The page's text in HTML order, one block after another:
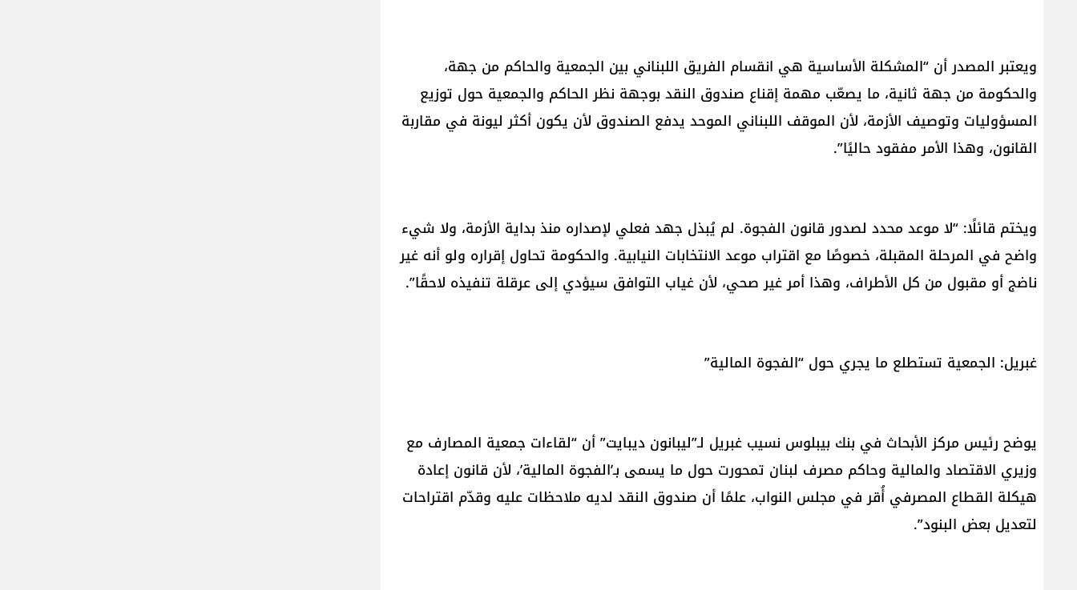
ويعتبر المصدر أن “المشكلة الأساسية هي انقسام الفريق اللبناني بين الجمعية والحاكم من جهة،
والحكومة من جهة ثانية، ما يصعّب مهمة إقناع صندوق النقد بوجهة نظر الحاكم والجمعية حول توزيع
المسؤوليات وتوصيف الأزمة، لأن الموقف اللبناني الموحد يدفع الصندوق لأن يكون أكثر ليونة في مقاربة
القانون، وهذا الأمر مفقود حاليًا”.
ويختم قائلًا: “لا موعد محدد لصدور قانون الفجوة. لم يُبذل جهد فعلي لإصداره منذ بداية الأزمة، ولا شيء
واضح في المرحلة المقبلة، خصوصًا مع اقتراب موعد الانتخابات النيابية. والحكومة تحاول إقراره ولو أنه غير
ناضج أو مقبول من كل الأطراف، وهذا أمر غير صحي، لأن غياب التوافق سيؤدي إلى عرقلة تنفيذه لاحقًا”.
غبريل: الجمعية تستطلع ما يجري حول “الفجوة المالية”
يوضح رئيس مركز الأبحاث في بنك بيبلوس نسيب غبريل لـ”ليبانون ديبايت” أن “لقاءات جمعية المصارف مع
وزيري الاقتصاد والمالية وحاكم مصرف لبنان تمحورت حول ما يسمى بـ’الفجوة المالية’، لأن قانون إعادة
هيكلة القطاع المصرفي أُقر في مجلس النواب، علمًا أن صندوق النقد لديه ملاحظات عليه وقدّم اقتراحات
لتعديل بعض البنود”.